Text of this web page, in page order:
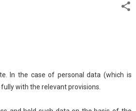
In the case of personal data (which is
with the relevant provisions.